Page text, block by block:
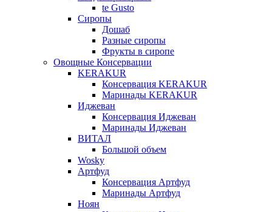
te Gusto
Сиропы
Дошаб
Разные сиропы
Фрукты в сиропе
Овощные Консервации
KERAKUR
Консервация KERAKUR
Маринады KERAKUR
Иджеван
Консервация Иджеван
Маринады Иджеван
ВИТАЛ
Большой объем
Wosky
Артфуд
Консервация Артфуд
Маринады Артфуд
Ноян